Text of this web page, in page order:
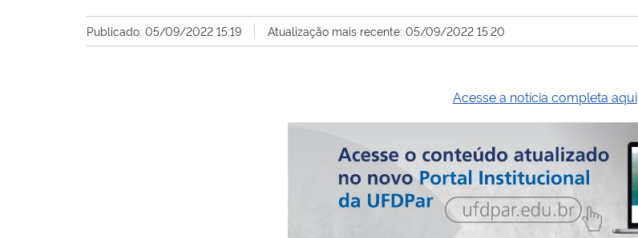
Publicado: 05/09/2022 15:19 Atualização mais recente: 05/09/2022 15:20
Acesse a notícia completa aqui